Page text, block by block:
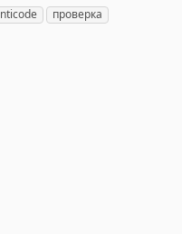
проверка